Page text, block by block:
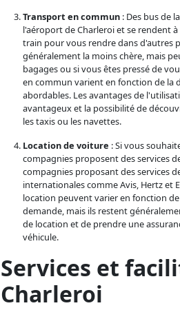
Transport en commun : Des bus de
l'aéroport de Charleroi et se rendent
train pour vous rendre dans d'autres
généralement la moins chère, mais
bagages ou si vous êtes pressé de
en commun varient en fonction de la
abordables. Les avantages de
avantageux et la possibilité de
les taxis ou les navettes.
Location de voiture : Si vous
compagnies proposent des services
compagnies proposant des services
internationales comme Avis, Hertz et
location peuvent varier en fonction
demande, mais ils restent
de location et de prendre une
véhicule.
Services et
Charleroi